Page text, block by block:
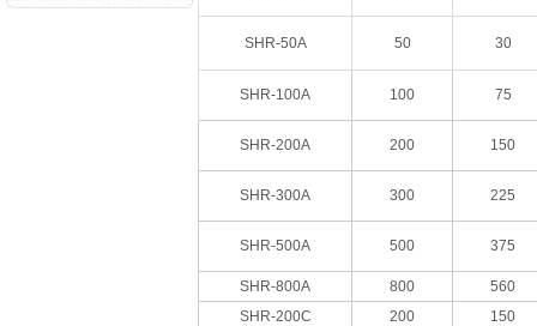
SHR-50A 50 30
SHR-100A 100 75
SHR-200A 200 150
SHR-300A 300 225
SHR-500A 500 375
SHR-800A 800
560
SHR-200C
200
150